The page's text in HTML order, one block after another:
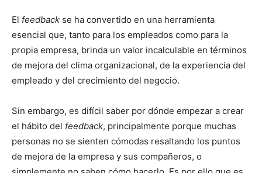
El feedback se ha convertido en una herramienta
esencial que, tanto para los empleados como para la
propia empresa, brinda un valor incalculable en términos
de mejora del clima organizacional, de la experiencia del
empleado y del crecimiento del negocio.
Sin embargo, es difícil saber por dónde empezar a crear
el hábito del feedback, principalmente porque muchas
personas no se sienten cómodas resaltando los puntos
de mejora de la empresa y sus compañeros, o